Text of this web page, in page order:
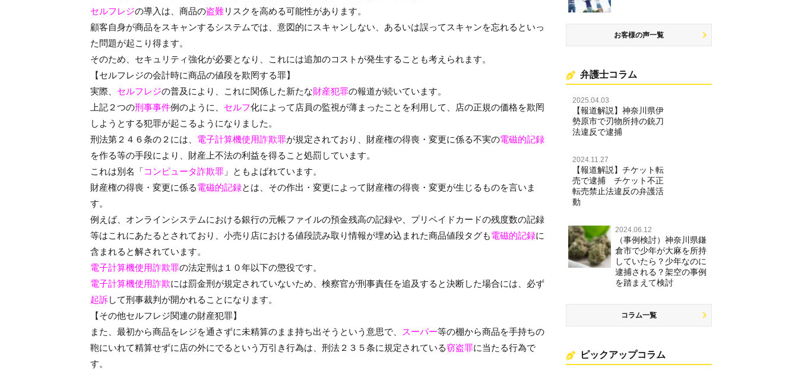
セルフレジの導入は、商品の盗難リスクを高める可能性があります。
顧客自身が商品をスキャンするシステムでは、意図的にスキャンしない、あるいは誤ってスキャンを忘れるといっ
た問題が起こり得ます。
そのため、セキュリティ強化が必要となり、これには追加のコストが発生することも考えられます。
【セルフレジの会計時に商品の値段を欺罔する罪】
実際、 セルフレジの普及により、これに関係した新たな財産犯罪の報道が続いています。
上記２つの刑事事件例のように、 セルフ化によって店員の監視が薄まったことを利用して、店の正規の価格を欺罔
しようとする犯罪が起こるようになりました。
刑法第２４６条の２には、 電子計算機使用詐欺罪が規定されており、財産権の得喪・変更に係る不実の電磁的記録
を作る等の手段により、財産上不法の利益を得ること処罰しています。
これは別名「コンピュータ詐欺罪 」ともよばれています。
財産権の得喪・変更に係る電磁的記録とは、その作出・変更によって財産権の得喪・変更が生じるものを言いま
す。
例えば、オンラインシステムにおける銀行の元帳ファイルの預金残高の記録や、プリペイドカードの残度数の記録
等はこれにあたるとされており、小売り店における値段読み取り情報が埋め込まれた商品値段タグも電磁的記録に
含まれると解されています。
電子計算機使用詐欺罪の法定刑は１０年以下の懲役です。
電子計算機使用詐欺には罰金刑が規定されていないため、検察官が刑事責任を追及すると決断した場合には、必ず
起訴して刑事裁判が開かれることになります。
【その他セルフレジ関連の財産犯罪】
また、最初から商品をレジを通さずに未精算のまま持ち出そうという意思で、
スーパー等の棚から商品を手持ちの
鞄にいれて精算せずに店の外にでるという万引き行為は、刑法２３５条に規定されている窃盗罪に当たる行為で
す。
お客様の声一覧
弁護士コラム
2025.04.03
【報道解説】神奈川県伊
勢原市で刃物所持の銃刀
法違反で逮捕
2024.11.27
【報道解説】チケット転
売で逮捕 チケット不正
転売禁止法違反の弁護活
動
2024.06.12
（事例検討）神奈川県鎌
倉市で少年が大麻を所持
していたら？少年なのに
逮捕される？架空の事例
を踏まえて検討
コラム一覧
ピックアップコラム